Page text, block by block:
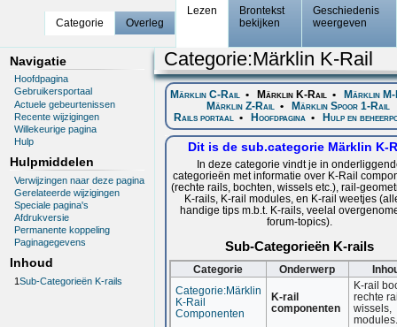
Categorie Overleg
Lezen
Brontekst
bekijken
Geschiedenis
weergeven
Navigatie
Hoofdpagina
Gebruikersportaal
Actuele gebeurtenissen
Recente wijzigingen
Willekeurige pagina
Hulp
Hulpmiddelen
Verwijzingen naar deze pagina
Gerelateerde wijzigingen
Speciale pagina's
Afdrukversie
Permanente koppeling
Paginagegevens
Inhoud
1Sub-Categorieën K-rails
Categorie:Märklin K-Rail
Märklin C-Rail • Märklin K-Rail •
Märklin
Märklin Z-Rail
•
Märklin Spoor 1-Rail
Rails portaal
• Hoofdpagina • Hulp en
Dit is de sub.categorie Märklin K-
In deze categorie vindt je in
categorieën met informatie over K-Rail
(rechte rails, bochten, wissels etc.), rail-
K-rails, K-rail modules, en K-rail weetjes
handige tips m.b.t. K-rails, veelal
forum-topics).
Sub-Categorieën K-rails
Categorie Onderwerp
Categorie:Märklin
K-Rail
Componenten
K-rail
componenten
K-rail
rechte
wissels,
modules.